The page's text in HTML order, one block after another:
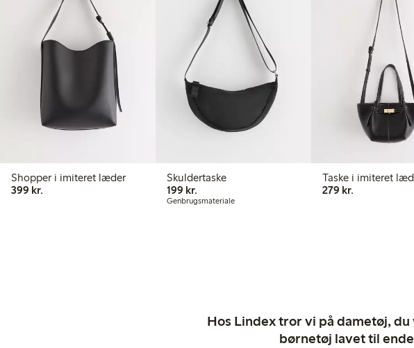
Shopper i imiteret læder
399 kr.
Skuldertaske
199 kr.
Genbrugsmateriale
Taske i imiteret
279 kr.
Hos Lindex tror vi på dametøj,
børnetøj lavet til